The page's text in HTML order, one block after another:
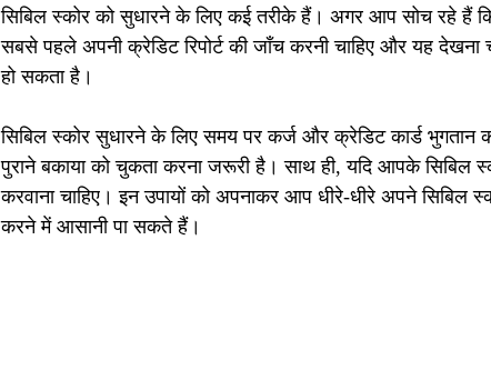
सिबिल स्कोर को सुधारने के लिए कई तरीके हैं। अगर आप सोच रहे हैं
सबसे पहले अपनी क्रेडिट रिपोर्ट की जाँच करनी चाहिए और यह देखना
हो सकता है।
सिबिल स्कोर सुधारने के लिए समय पर कर्ज और क्रेडिट कार्ड भुगतान
पुराने बकाया को चुकता करना जरूरी है। साथ ही, यदि आपके सिबिल
करवाना चाहिए। इन उपायों को अपनाकर आप धीरे-धीरे अपने सिबिल
करने में आसानी पा सकते हैं।